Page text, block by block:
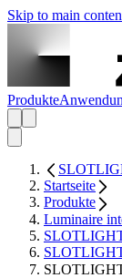
Skip to main
Produkte
Startseite
Produkte
Luminaire